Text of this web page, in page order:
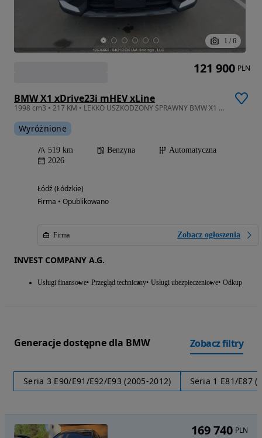
1 / 6
BMW X1 xDrive23i mHEV xLine
1998 cm3 • 217 KM • LEKKO USZKODZONY SPRAWNY BMW X1 2026/500km przebiegu z VAT 23%
Wyróżnione
519 km Benzyna
Automatyczna
2026
Łódź (Łódzkie)
Firma • Opublikowano
Firma Zobacz ogłoszenia
INVEST COMPANY A.G.
Usługi finansowe Przegląd techniczny Usługi ubezpieczeniowe Odkup
121 900 PLN
Generacje dostępne dla BMW Zobacz filtry
Seria 3 E90/E91/E92/E93 (2005-2012) Seria 1 E81/E87
169 740 PLN